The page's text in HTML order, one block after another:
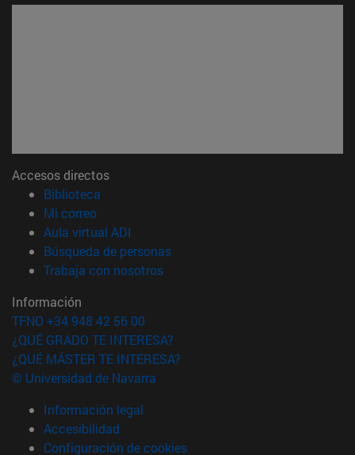
Accesos directos
Biblioteca
Mi correo(abre en nueva ventana)
Aula virtual ADI
Búsqueda de personas(abre en nueva ventana)
Trabaja con nosotros(abre en nueva ventana)
Información
TFNO +34 948 42 56 00
¿QUÉ GRADO TE INTERESA?
¿QUÉ MÁSTER TE INTERESA?
© Universidad de Navarra
Información legal
Accesibilidad
Configuración de cookies